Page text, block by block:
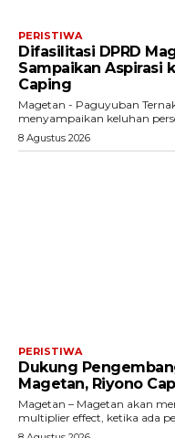
PERISTIWA
Difasilitasi DPRD
Sampaikan Aspirasi
Caping
Magetan - Paguyuban
menyampaikan keluhan
8 Agustus 2026
PERISTIWA
Dukung
Magetan, Riyono
Magetan – Magetan akan
multiplier effect, ketika ada